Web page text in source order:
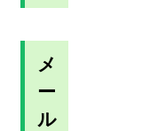
メ
ー
ル